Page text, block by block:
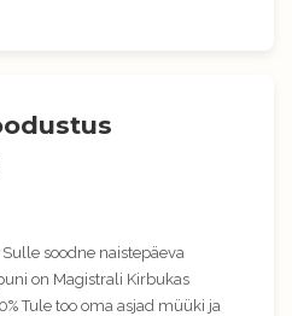
soodne naistepäeva
on Magistrali Kirbukas
Tule too oma asjad müüki ja